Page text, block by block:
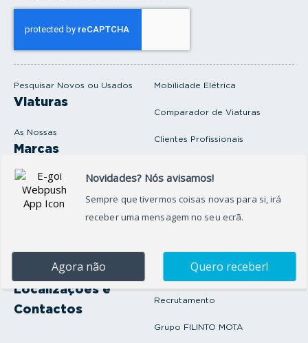
Pesquisar Novos ou Usados
Viaturas
As Nossas
Marcas
Produtos e serviços
Oficina
Onde Estamos
Localizações e
Contactos
Mobilidade Elétrica
Comparador de Viaturas
Clientes Profissionais
Seguros Protector
Artigos e Notícias
Recrutamento
Grupo FILINTO MOTA
l